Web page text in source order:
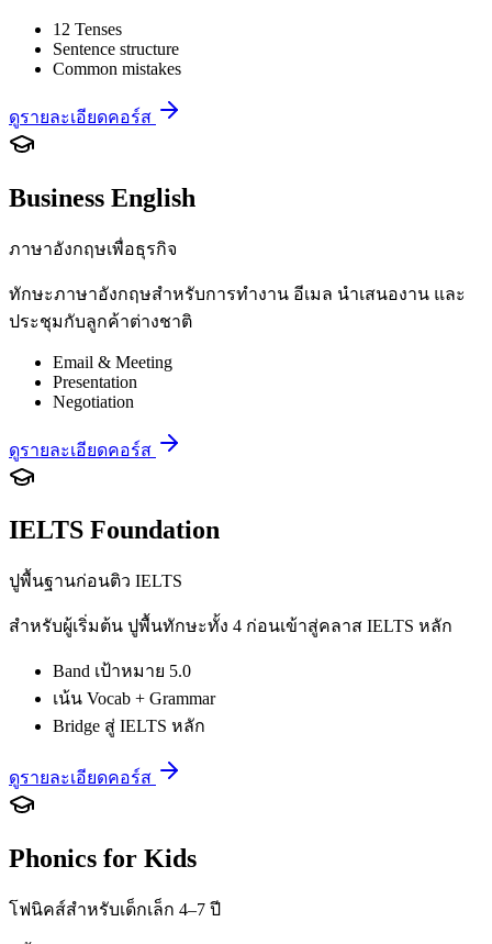
12 Tenses
Sentence structure
Common mistakes
ดูรายละเอียดคอร์ส
Business English
ภาษาอังกฤษเพื่อธุรกิจ
ทักษะภาษาอังกฤษสำหรับการทำงาน อีเมล นำเสนองาน และ
ประชุมกับลูกค้าต่างชาติ
Email & Meeting
Presentation
Negotiation
ดูรายละเอียดคอร์ส
IELTS Foundation
ปูพื้นฐานก่อนติว IELTS
สำหรับผู้เริ่มต้น ปูพื้นทักษะทั้ง 4 ก่อนเข้าสู่คลาส IELTS หลัก
Band เป้าหมาย 5.0
เน้น Vocab + Grammar
Bridge สู่ IELTS หลัก
ดูรายละเอียดคอร์ส
Phonics for Kids
โฟนิคส์สำหรับเด็กเล็ก 4–7 ปี